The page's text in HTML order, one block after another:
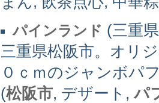
パインランド (三重
三重県松阪市。オリ
０ｃｍのジャンボパ
(松阪市, デザート,パ